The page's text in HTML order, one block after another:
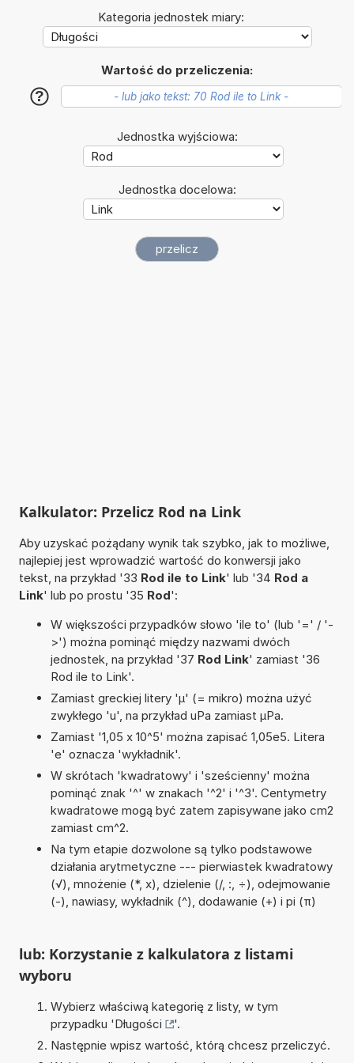
Kategoria jednostek miary:
Wartość do przeliczenia:
?
Jednostka wyjściowa:
Jednostka docelowa:
Kalkulator: Przelicz Rod na Link
Aby uzyskać pożądany wynik tak szybko, jak to możliwe,
najlepiej jest wprowadzić wartość do konwersji jako
tekst, na przykład '33 Rod ile to Link' lub '34 Rod a
Link' lub po prostu '35 Rod':
W większości przypadków słowo 'ile to' (lub '=' / '-
>') można pominąć między nazwami dwóch
jednostek, na przykład '37 Rod Link' zamiast '36
Rod ile to Link'.
Zamiast greckiej litery 'µ' (= mikro) można użyć
zwykłego 'u', na przykład uPa zamiast µPa.
Zamiast '1,05 x 10^5' można zapisać 1,05e5. Litera
'e' oznacza 'wykładnik'.
W skrótach 'kwadratowy' i 'sześcienny' można
pominąć znak '^' w znakach '^2' i '^3'. Centymetry
kwadratowe mogą być zatem zapisywane jako cm2
zamiast cm^2.
Na tym etapie dozwolone są tylko podstawowe
działania arytmetyczne --- pierwiastek kwadratowy
(√), mnożenie (*, x), dzielenie (/, :, ÷), odejmowanie
(-), nawiasy, wykładnik (^), dodawanie (+) i pi (π)
lub: Korzystanie z kalkulatora z listami
wyboru
Wybierz właściwą kategorię z listy, w tym
przypadku 'Długości
'.
Następnie wpisz wartość, którą chcesz przeliczyć.